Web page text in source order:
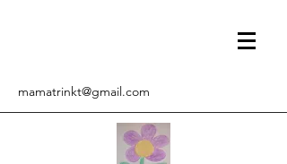
mamatrinkt@gmail.com